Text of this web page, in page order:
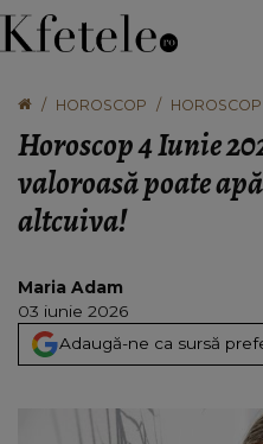
HOROSCOP
Horoscop 4 Iunie
valoroasă poate
altcuiva!
Maria Adam
03 iunie 2026
Adaugă-ne ca sursă